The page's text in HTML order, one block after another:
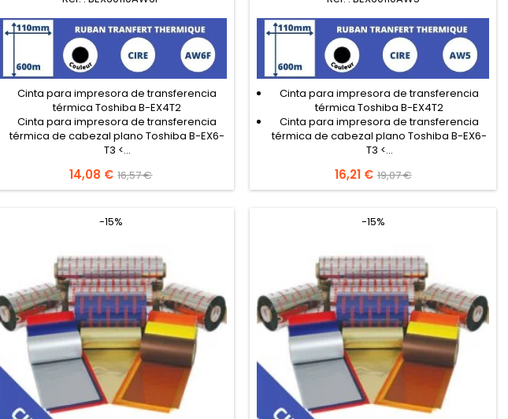
Cinta para impresora de transferencia
térmica Toshiba B-EX4T2
Cinta para impresora de transferencia
térmica de cabezal plano Toshiba B-EX6-
T3 <...
Precio
14,08 € Precio
base
16,57 €
Cinta para impresora de transferencia
térmica Toshiba B-EX4T2
Cinta para impresora de transferencia
térmica de cabezal plano Toshiba B-EX6-
T3 <...
Precio
16,21 € Precio
base
19,07 €
-15% -15%